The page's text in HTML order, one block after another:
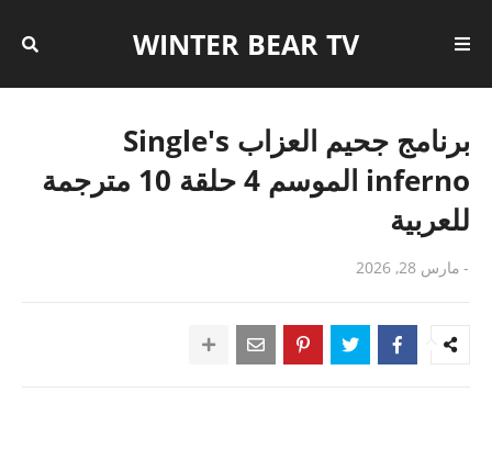
WINTER BEAR TV
برنامج جحيم العزاب Single's
inferno الموسم 4 حلقة 10 مترجمة
للعربية
- مارس 28, 2026